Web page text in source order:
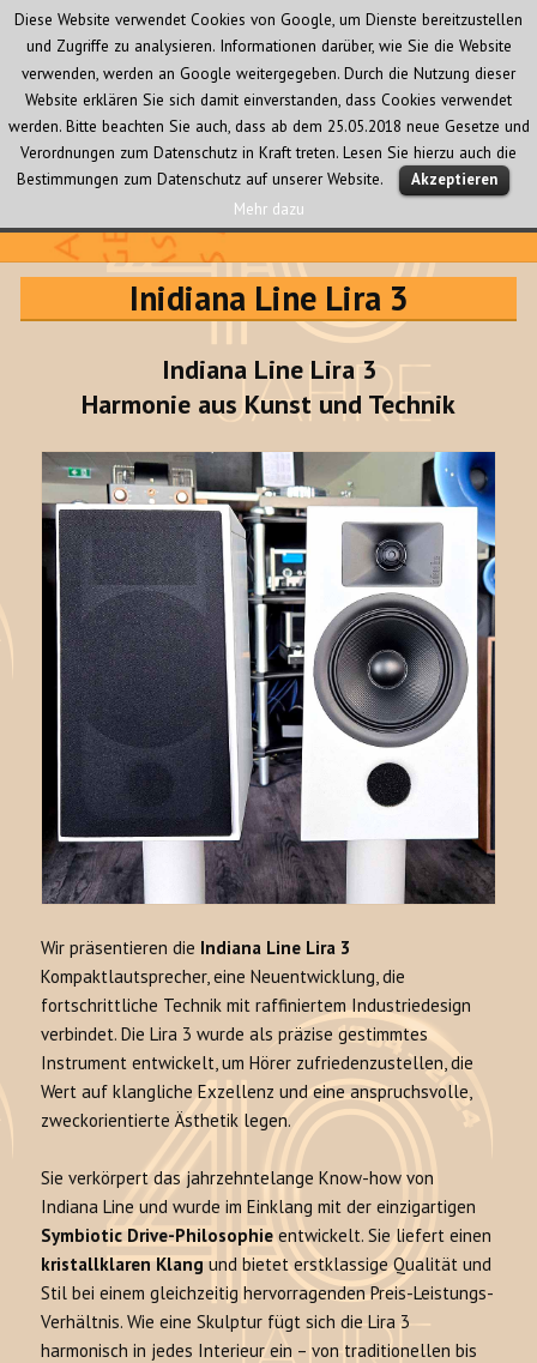
Audio Creativ
MENÜ
UND
Inidiana Line Lira 3
Indiana Line Lira 3
Harmonie aus Kunst und Technik
Wir präsentieren die Indiana Line Lira 3
Kompaktlautsprecher, eine Neuentwicklung, die
fortschrittliche Technik mit raffiniertem Industriedesign
verbindet. Die Lira 3 wurde als präzise gestimmtes
Instrument entwickelt, um Hörer zufriedenzustellen, die
Wert auf klangliche Exzellenz und eine anspruchsvolle,
zweckorientierte Ästhetik legen.
Sie verkörpert das jahrzehntelange Know-how von
Indiana Line und wurde im Einklang mit der einzigartigen
Symbiotic Drive-Philosophie entwickelt. Sie liefert einen
kristallklaren Klangund bietet erstklassige Qualität und
Stil bei einem gleichzeitig hervorragenden Preis-Leistungs-
Verhältnis. Wie eine Skulptur fügt sich die Lira 3
harmonisch in jedes Interieur ein – von traditionellen bis
Diese Website verwendet Cookies von Google, um Dienste bereitzustellen
und Zugriffe zu analysieren. Informationen darüber, wie Sie die Website
verwenden, werden an Google weitergegeben. Durch die Nutzung dieser
Website erklären Sie sich damit einverstanden, dass Cookies verwendet
werden. Bitte beachten Sie auch, dass ab dem 25.05.2018 neue Gesetze und
Verordnungen zum Datenschutz in Kraft treten. Lesen Sie hierzu auch die
Bestimmungen zum Datenschutz auf unserer Website.
Akzeptieren
Mehr dazu